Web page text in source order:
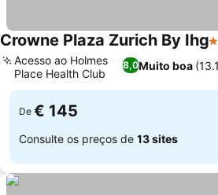
Crowne Plaza Zurich By Ihg
8,0Muito boa
Acesso ao Holmes
Place Health Club
De € 145
Consulte os preços de 13 sites